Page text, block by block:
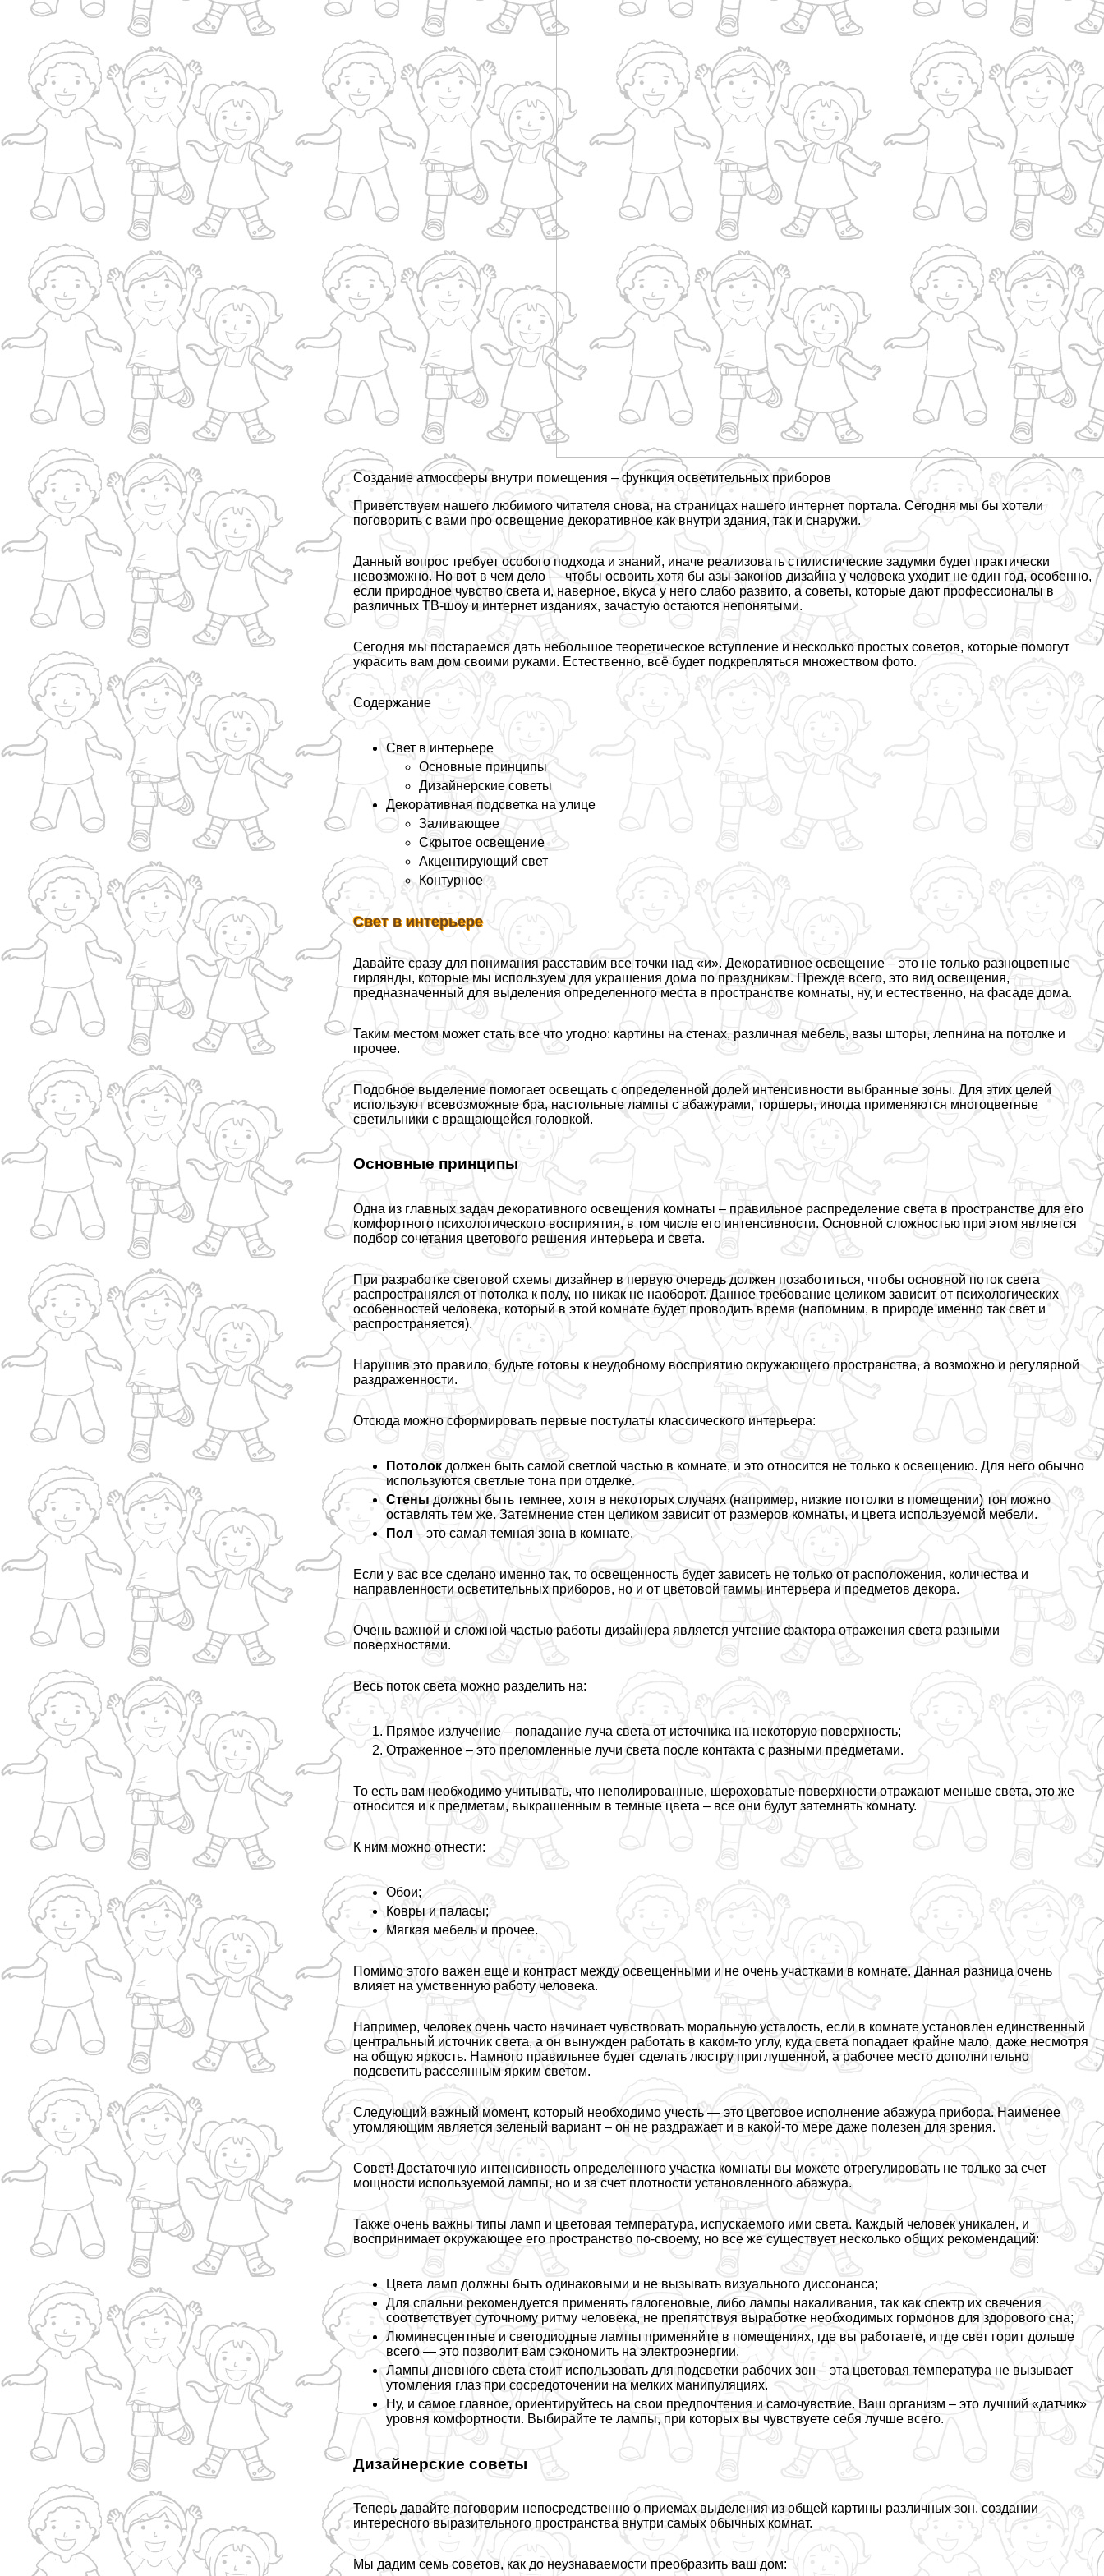
Создание атмосферы внутри помещения – функция осветительных приборов
Приветствуем нашего любимого читателя снова, на страницах нашего интернет портала. Сегодня мы бы хотели
поговорить с вами про освещение декоративное как внутри здания, так и снаружи.
Данный вопрос требует особого подхода и знаний, иначе реализовать стилистические задумки будет пpaктически
невозможно. Но вот в чем дело — чтобы освоить хотя бы азы законов дизайна у человека уходит не один год, особенно,
если природное чувство света и, наверное, вкуса у него слабо развито, а советы, которые дают профессионалы в
различных ТВ-шоу и интернет изданиях, зачастую остаются непонятыми.
Сегодня мы постараемся дать небольшое теоретическое вступление и несколько простых советов, которые помогут
украсить вам дом своими руками. Естественно, всё будет подкрепляться множеством фото.
Содержание
Свет в интерьере
Основные принципы
Дизайнерские советы
Декоративная подсветка на улице
Заливающее
Скрытое освещение
Акцентирующий свет
Контурное
Свет в интерьере
Давайте сразу для понимания расставим все точки над «и». Декоративное освещение – это не только разноцветные
гирлянды, которые мы используем для украшения дома по праздникам. Прежде всего, это вид освещения,
предназначенный для выделения определенного места в прострaнcтве комнаты, ну, и естественно, на фасаде дома.
Таким местом может стать все что угодно: картины на стенах, различная мебель, вазы шторы, лепнина на потолке и
прочее.
Подобное выделение помогает освещать с определенной долей интенсивности выбранные зоны. Для этих целей
используют всевозможные бра, настольные лампы с абажурами, торшеры, иногда применяются многоцветные
светильники с вращающейся головкой.
Основные принципы
Одна из главных задач декоративного освещения комнаты – правильное распределение света в прострaнcтве для его
комфортного психологического восприятия, в том числе его интенсивности. Основной сложностью при этом является
подбор сочетания цветового решения интерьера и света.
При разработке световой схемы дизайнер в первую очередь должен позаботиться, чтобы основной поток света
распространялся от потолка к полу, но никак не наоборот. Данное требование целиком зависит от психологических
особенностей человека, который в этой комнате будет проводить время (напомним, в природе именно так свет и
распространяется).
Нарушив это правило, будьте готовы к неудобному восприятию окружающего прострaнcтва, а возможно и регулярной
раздраженности.
Отсюда можно сформировать первые постулаты классического интерьера:
Потолок должен быть самой светлой частью в комнате, и это относится не только к освещению. Для него обычно
используются светлые тона при отделке.
Стены должны быть темнее, хотя в некоторых случаях (например, низкие потолки в помещении) тон можно
оставлять тем же. Затемнение стен целиком зависит от размеров комнаты, и цвета используемой мебели.
Пол – это самая темная зона в комнате.
Если у вас все сделано именно так, то освещенность будет зависеть не только от расположения, количества и
направленности осветительных приборов, но и от цветовой гаммы интерьера и предметов декора.
Очень важной и сложной частью работы дизайнера является учтение фактора отражения света разными
поверхностями.
Весь поток света можно разделить на:
Прямое излучение – попадание луча света от источника на некоторую поверхность;
Отраженное – это преломленные лучи света после контакта с разными предметами.
То есть вам необходимо учитывать, что неполированные, шероховатые поверхности отражают меньше света, это же
относится и к предметам, выкрашенным в темные цвета – все они будут затемнять комнату.
К ним можно отнести:
Обои;
Ковры и паласы;
Мягкая мебель и прочее.
Помимо этого важен еще и контраст между освещенными и не очень участками в комнате. Данная разница очень
влияет на умственную работу человека.
Например, человек очень часто начинает чувствовать мopaльную усталость, если в комнате установлен единственный
центральный источник света, а он вынужден работать в каком-то углу, куда света попадает крайне мало, даже несмотря
на общую яркость. Намного правильнее будет сделать люстру приглушенной, а рабочее место дополнительно
подсветить рассеянным ярким светом.
Следующий важный момент, который необходимо учесть — это цветовое исполнение абажура прибора. Наименее
утомляющим является зеленый вариант – он не раздражает и в какой-то мере даже полезен для зрения.
Совет! Достаточную интенсивность определенного участка комнаты вы можете отрегулировать не только за счет
мощности используемой лампы, но и за счет плотности установленного абажура.
Также очень важны типы ламп и цветовая температура, испускаемого ими света. Каждый человек уникален, и
воспринимает окружающее его прострaнcтво по-своему, но все же существует несколько общих рекомендаций:
Цвета ламп должны быть одинаковыми и не вызывать визуального диссонанса;
Для спальни рекомендуется применять галогеновые, либо лампы накаливания, так как спектр их свечения
соответствует суточному ритму человека, не препятствуя выработке необходимых гормонов для здорового сна;
Люминесцентные и светодиодные лампы применяйте в помещениях, где вы работаете, и где свет горит дольше
всего — это позволит вам сэкономить на электроэнергии.
Лампы дневного света стоит использовать для подсветки рабочих зон – эта цветовая температура не вызывает
утомления глаз при сосредоточении на мелких манипуляциях.
Ну, и самое главное, ориентируйтесь на свои предпочтения и самочувствие. Ваш организм – это лучший «датчик»
уровня комфортности. Выбирайте те лампы, при которых вы чувствуете себя лучше всего.
Дизайнерские советы
Теперь давайте поговорим непосредственно о приемах выделения из общей картины различных зон, создании
интересного выразительного прострaнcтва внутри самых обычных комнат.
Мы дадим семь советов, как до неузнаваемости преобразить ваш дом: